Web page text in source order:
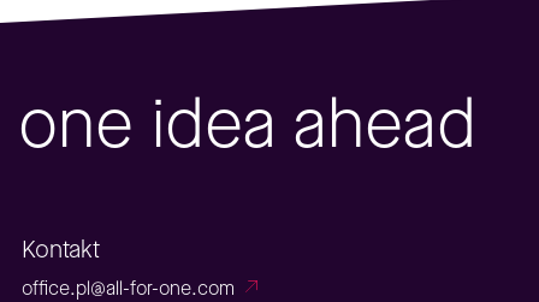
one idea ahead
Kontakt
office.pl@all-for-one.com